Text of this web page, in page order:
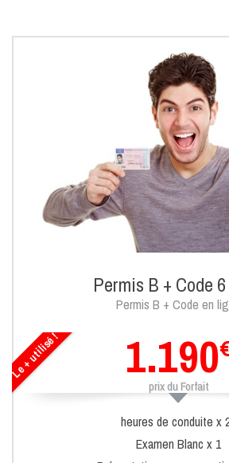
Permis B + Code
Permis B + Code en
Le + utilisé ! 1.190
prix du Forfait
heures de conduite x
Examen Blanc x 1